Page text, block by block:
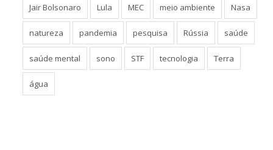
Jair Bolsonaro Lula MEC meio ambiente Nasa
natureza pandemia pesquisa Rússia saúde
saúde mental sono STF tecnologia Terra
água